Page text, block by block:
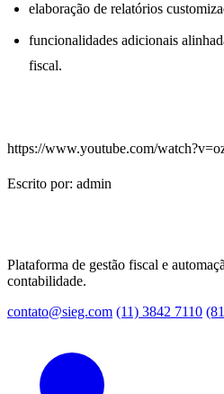
elaboração de relatórios
funcionalidades adicionais
fiscal.
https://www.youtube.com/
Escrito por: admin
Plataforma de gestão fiscal e
contabilidade.
contato@sieg.com (11) 3842 7110